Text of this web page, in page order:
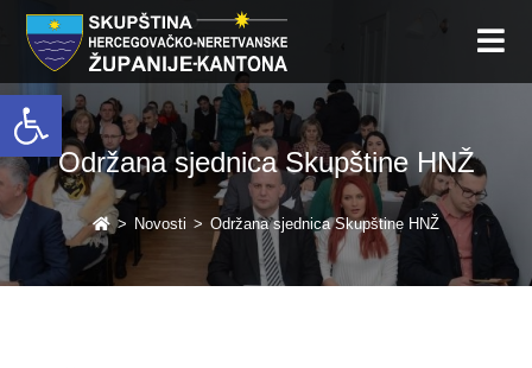
Open toolbar
Održana sjednica Skupštine HNŽ
> Novosti > Održana sjednica Skupštine HNŽ